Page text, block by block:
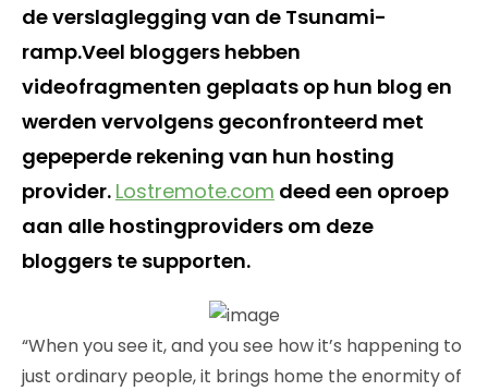
de verslaglegging van de Tsunami-
ramp.Veel bloggers hebben
videofragmenten geplaats op hun blog en
werden vervolgens geconfronteerd met
gepeperde rekening van hun hosting
provider. Lostremote.com deed een oproep
aan alle hostingproviders om deze
bloggers te supporten.
“When you see it, and you see how it’s happening to
just ordinary people, it brings home the enormity of